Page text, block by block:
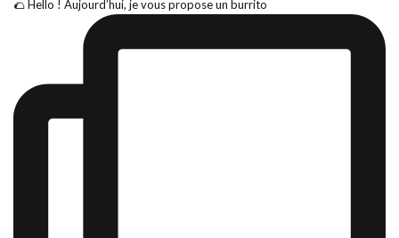
🌮 Hello ! Aujourd’hui, je vous propose un burrito